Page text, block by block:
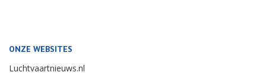
ONZE WEBSITES
Luchtvaartnieuws.nl